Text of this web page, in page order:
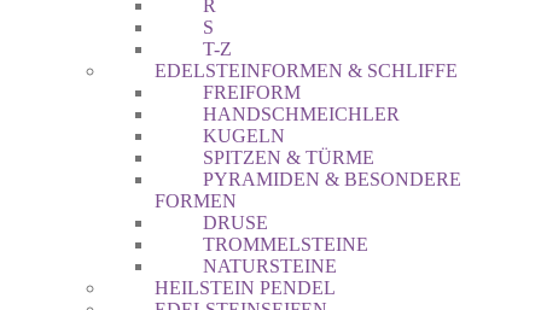
R
S
T-Z
EDELSTEINFORMEN & SCHLIFFE
FREIFORM
HANDSCHMEICHLER
KUGELN
SPITZEN & TÜRME
PYRAMIDEN & BESONDERE
FORMEN
DRUSE
TROMMELSTEINE
NATURSTEINE
HEILSTEIN PENDEL